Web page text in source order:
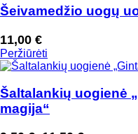
Šeivamedžio uogų
11,00 €
Peržiūrėti
Šaltalankių uogienė
magija“